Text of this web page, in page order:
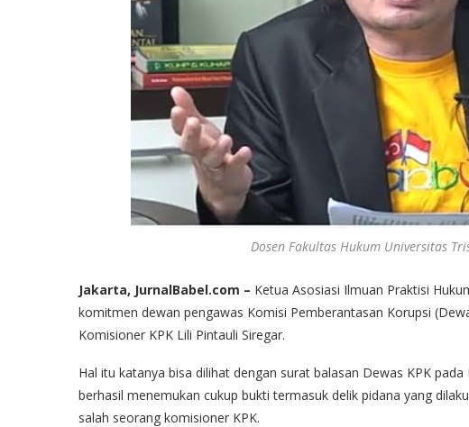
Dosen Fakultas Hukum Universitas
Jakarta, JurnalBabel.com – Ketua Asosiasi Ilmuan Praktisi
komitmen dewan pengawas Komisi Pemberantasan Korupsi
Komisioner KPK Lili Pintauli Siregar.
Hal itu katanya bisa dilihat dengan surat balasan Dewas KPK
berhasil menemukan cukup bukti termasuk delik pidana yang
salah seorang komisioner KPK.